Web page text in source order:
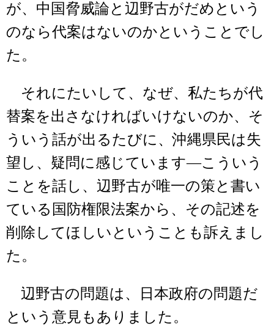
が、中国脅威論と辺野古がだめという
のなら代案はないのかということでし
た。
それにたいして、なぜ、私たちが代
替案を出さなければいけないのか、そ
ういう話が出るたびに、沖縄県民は失
望し、疑問に感じています―こういう
ことを話し、辺野古が唯一の策と書い
ている国防権限法案から、その記述を
削除してほしいということも訴えまし
た。
辺野古の問題は、日本政府の問題だ
という意見もありました。